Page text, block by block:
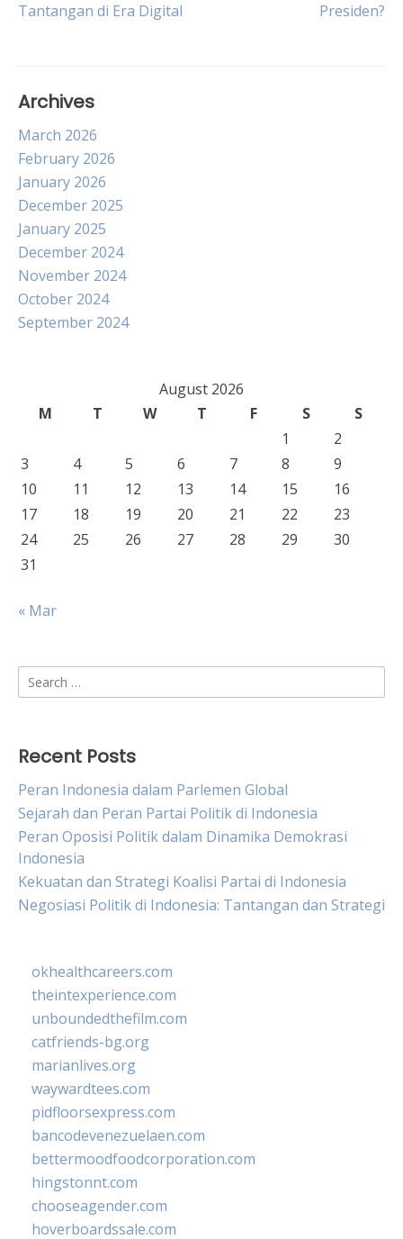
navigation
Tantangan di Era Digital
Presiden?
Archives
March 2026
February 2026
January 2026
December 2025
January 2025
December 2024
November 2024
October 2024
September 2024
August 2026
M
T W T F S
S
1
2
3
4 5 6 7 8
9
10
11 12 13 14 15
16
17
18 19 20 21 22
23
24
25 26 27 28 29
30
31
« Mar
Search
for:
Recent Posts
Peran Indonesia dalam Parlemen Global
Sejarah dan Peran Partai Politik di Indonesia
Peran Oposisi Politik dalam Dinamika Demokrasi
Indonesia
Kekuatan dan Strategi Koalisi Partai di Indonesia
Negosiasi Politik di Indonesia: Tantangan dan Strategi
okhealthcareers.com
theintexperience.com
unboundedthefilm.com
catfriends-bg.org
marianlives.org
waywardtees.com
pidfloorsexpress.com
bancodevenezuelaen.com
bettermoodfoodcorporation.com
hingstonnt.com
chooseagender.com
hoverboardssale.com